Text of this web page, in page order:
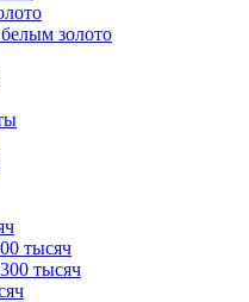
золото
тысяч
тысяч